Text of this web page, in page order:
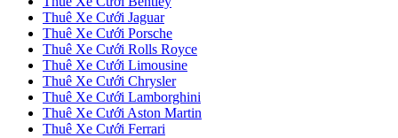
Thuê Xe Cưới Jaguar
Thuê Xe Cưới Porsche
Thuê Xe Cưới Rolls Royce
Thuê Xe Cưới Limousine
Thuê Xe Cưới Chrysler
Thuê Xe Cưới Lamborghini
Thuê Xe Cưới Aston Martin
Thuê Xe Cưới Ferrari